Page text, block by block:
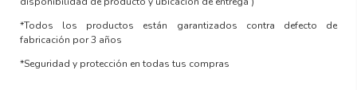
*Todos los productos están garantizados contra defecto de
fabricación por 3 años
*Seguridad y protección en todas tus compras